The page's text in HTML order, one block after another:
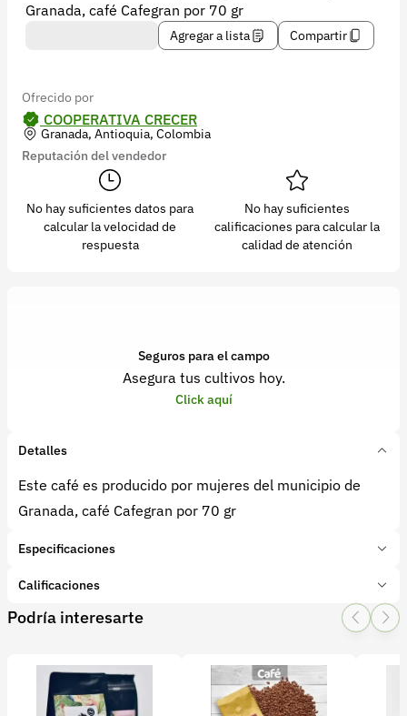
Granada, café Cafegran por 70 gr
Agregar a lista Compartir
Ofrecido por
COOPERATIVA CRECER
Granada, Antioquia, Colombia
Reputación del vendedor
No hay suficientes datos para
calcular la velocidad de
respuesta
No hay suficientes
calificaciones para calcular la
calidad de atención
Seguros para el campo
Asegura tus cultivos hoy.
Click aquí
Detalles
Este café es producido por mujeres del municipio de
Granada, café Cafegran por 70 gr
Especificaciones
Marca:
Cafegran
Tipo de producto:Producto final
Subcategoría:Café
Calificaciones
1 Star
2 Star
3 Star4 Star
0 calificaciones
Podría interesarte
+57 323 2931928
© 2026 Croper.com Todos los derechos reservados
Versión 5.45.0
Síguenos